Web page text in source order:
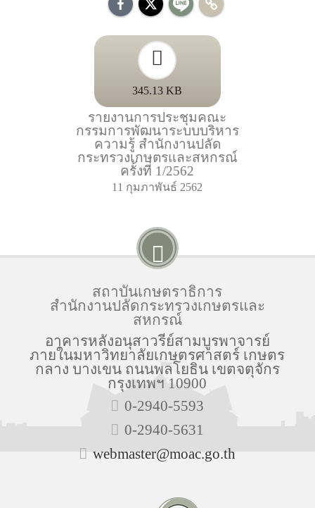
345.13 KB
รายงานการประชุมคณะ
กรรมการพัฒนาระบบบริหาร
ความรู้ สำนักงานปลัด
กระทรวงเกษตรและสหกรณ์
ครั้งที่ 1/2562
11 กุมภาพันธ์ 2562
สถาบันเกษตราธิการ
สำนักงานปลัดกระทรวงเกษตรและ
สหกรณ์
อาคารหลังอนุสาวรีย์สามบูรพาจารย์
ภายในมหาวิทยาลัยเกษตรศาสตร์ เกษตร
กลาง บางเขน ถนนพลโยธิน เขตจตุจักร
กรุงเทพฯ 10900
0-2940-5593
0-2940-5631
webmaster@moac.go.th